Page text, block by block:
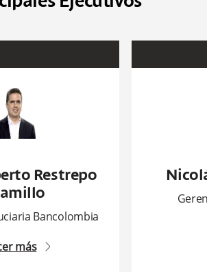
Restrepo
Bancolombia
más
arrow2-right